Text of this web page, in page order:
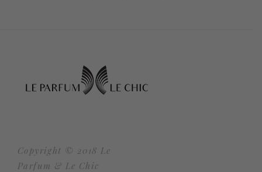
Copyright © 2018 Le
Parfum & Le Chic